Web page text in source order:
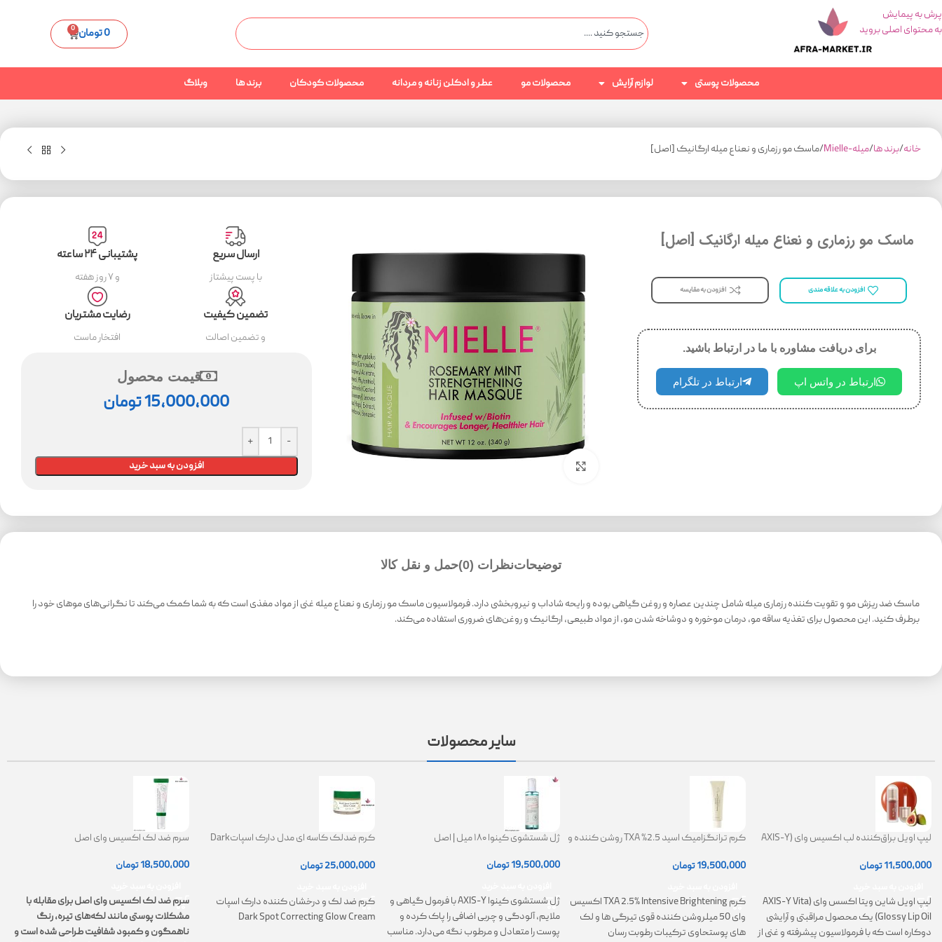
پرش به پیمایش
به محتوای اصلی بروید
0تومان 0
محصولات پوستی لوازم آرایش محصولات مو عطر و ادکلن زنانه و مردانه محصولات کودکان برند ها وبلاگ
خانه برند ها میله-Mielle ماسک مو رزماری و نعناع میله ارگانیک [اصل]
ماسک مو رزماری و نعناع میله ارگانیک [اصل]
افزودن به علاقه مندی افزودن به مقایسه
برای دریافت مشاوره با ما در ارتباط باشید.
ارتباط در واتس اپ ارتباط در تلگرام
ارسال سریع
با پست پیشتاز
پشتیبانی ۲۴ ساعته
و ۷ روز هفته
تضمین کیفیت
و تضمین اصالت
رضایت مشتریان
افتخار ماست
قیمت محصول
15,000,000تومان
افزودن به سبد خرید
توضیحاتنظرات (0) حمل و نقل کالا
ماسک ضد ریزش مو و تقویت کننده رزماری میله شامل چندین عصاره و روغن گیاهی بوده و رایحه شاداب و نیروبخشی دارد. فرمولاسیون ماسک مو رزماری و نعناع میله غنی از مواد مغذی است که به شما کمک می‌کند تا نگرانی‌های موهای خود را
برطرف کنید. این محصول برای تغذیه ساقه مو، درمان موخوره و دوشاخه شدن مو، از مواد طبیعی، ارگانیک و روغن‌های ضروری استفاده می‌کند.
سایر محصولات
لیپ اویل براق‌کننده لب اکسیس وای (AXIS-Y
11,500,000تومان
لیپ اویل شاین ویتا اکسس وای (AXIS-Y Vita
Glossy Lip Oil) یک محصول مراقبتی و آرایشی
دوکاره است که با فرمولاسیون پیشرفته و غنی از
کرم ترانگزامیک اسید 2.5% TXA روشن کننده و
19,500,000تومان
کرم TXA 2.5% Intensive Brightening اکسیس
وای 50 میلروشن کننده قوی تیرگی ها و لک
های پوستحاوی ترکیبات رطوبت رسان
ژل شستشوی کینوا ۱۸۰ میل | اصل
19,500,000تومان
ژل شستشوی کینوا AXIS-Y با فرمول گیاهی و
ملایم، آلودگی و چربی اضافی را پاک کرده و
پوست را متعادل و مرطوب نگه می‌دارد. مناسب
کرم ضدلک کاسه ای مدل دارک اسپاتDark
25,000,000تومان
کرم ضد لک و درخشان کننده دارک اسپات
Dark Spot Correcting Glow Cream
سرم ضد لک اکسیس وای اصل
18,500,000تومان
سرم ضد لک اکسیس وای اصل برای مقابله با
مشکلات پوستی مانند لکه‌های تیره، رنگ
ناهمگون و کمبود شفافیت طراحی شده است و